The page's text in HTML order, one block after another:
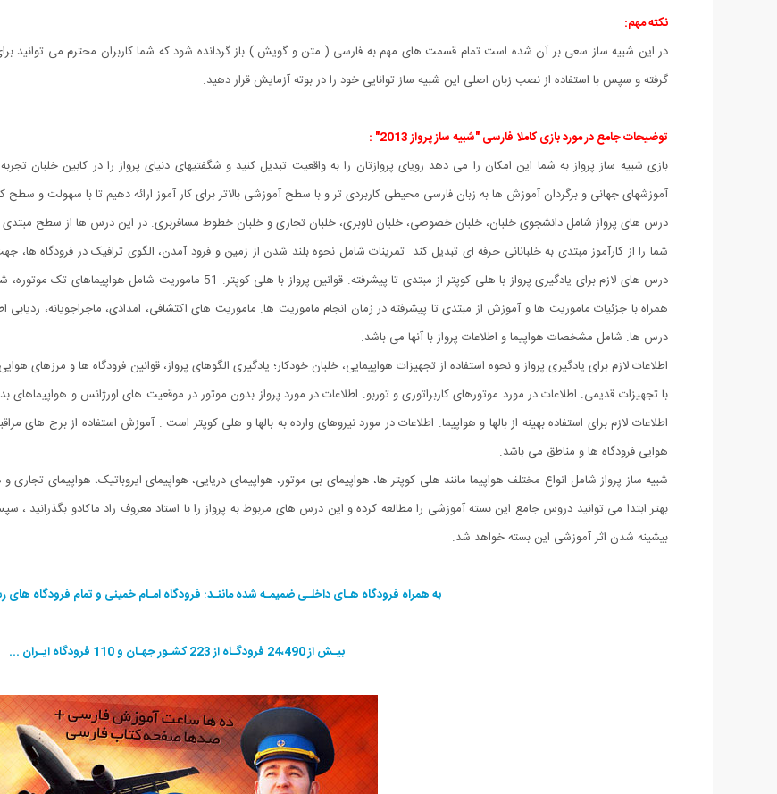
نکته مهم:
در این شبیه ساز سعی بر آن شده است تمام قسمت های مهم به فارسی ( متن و گویش ) باز گردانده شود که شما کاربران محترم می توانید برای
گرفته و سپس با استفاده از نصب زبان اصلی این شبیه ساز توانایی خود را در بوته آزمایش قرار دهید.
توضیحات جامع در مورد بازی کاملا فارسی "شبیه ساز پرواز 2013" :
بازی شبیه ساز پرواز به شما این امکان را می دهد رویای پروازتان را به واقعیت تبدیل کنید و شگفتیهای دنیای پرواز را در کابین خلبان
آموزشهای جهانی و برگردان آموزش ها به زبان فارسی محیطی کاربردی تر و با سطح آموزشی بالاتر برای کار آموز ارائه دهیم تا با سهولت و سطح
درس های پرواز شامل دانشجوی خلبان، خلبان خصوصی، خلبان ناوبری، خلبان تجاری و خلبان خطوط مسافربری. در این درس ها از سطح
شما را از کارآموز مبتدی به خلبانانی حرفه ای تبدیل کند. تمرینات شامل نحوه بلند شدن از زمین و فرود آمدن، الگوی ترافیک در فرودگاه
درس های لازم برای یادگیری پرواز با هلی کوپتر از مبتدی تا پیشرفته.
همراه با جزئیات ماموریت ها و آموزش از مبتدی تا پیشرفته در زمان انجام ماموریت ها. ماموریت های اکتشافی، امدادی، ماجراجویانه، ردیابی
درس ها. شامل مشخصات هواپیما و اطلاعات پرواز با آنها می باشد.
با تجهیزات قدیمی. اطلاعات در مورد موتورهای کاربراتوری و توربو. اطلاعات در مورد پرواز بدون موتور در موقعیت های اورژانس و هواپیماهای
اطلاعات لازم برای استفاده بهینه از بالها و هواپیما. اطلاعات در مورد نیروهای وارده به بالها و هلی کوپتر است . آموزش استفاده از برج
هوایی فرودگاه ها و مناطق می باشد.
شبیه ساز پرواز شامل انواع مختلف هواپیما مانند هلی کوپتر ها، هواپیمای بی موتور، هواپیمای دریایی، هواپیمای ایروباتیک، هواپیمای
بهتر ابتدا می توانید دروس جامع این بسته آموزشی را مطالعه کرده و این درس های مربوط به پرواز را با استاد معروف راد ماکادو بگذرانید
بیشینه شدن اثر آموزشی این بسته خواهد شد.
به همراه فرودگاه هـای داخلـی ضمیمـه شده ماننـد: فرودگاه امـام خمینی و تمام فرودگاه های
بیـش از 24،490 فرودگـاه از 223 کشـور جهـان و 110 فرودگاه ایـران ...